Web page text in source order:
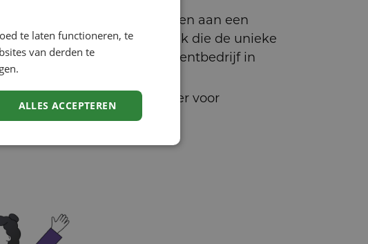
voor stap werkten we samen aan een
een blauwdruk die de unieke
van het toekomstige eventbedrijf in
brengt.
zorgde als innovatiepartner voor
en structuur.
te laten functioneren, te
van derden te
ALLES ACCEPTEREN